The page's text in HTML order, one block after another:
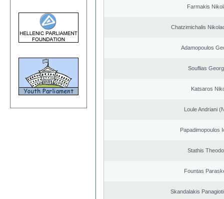
Farmakis
Chatzimichalis
Adamopoulos
Souflias
Katsaros
Loule Andriani
Papadimopoulos
Stathis
Fountas
Skandalakis